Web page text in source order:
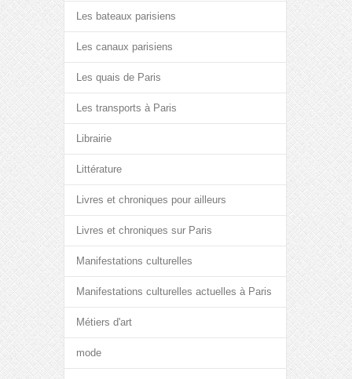
Les bateaux parisiens
Les canaux parisiens
Les quais de Paris
Les transports à Paris
Librairie
Littérature
Livres et chroniques pour ailleurs
Livres et chroniques sur Paris
Manifestations culturelles
Manifestations culturelles actuelles à Paris
Métiers d'art
mode